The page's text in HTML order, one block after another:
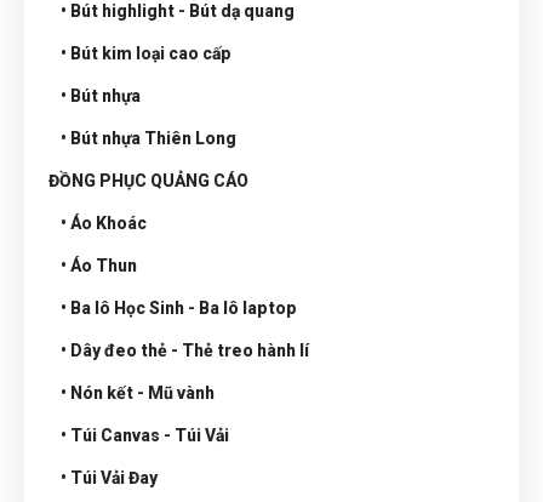
• Bút highlight - Bút dạ quang
• Bút kim loại cao cấp
• Bút nhựa
• Bút nhựa Thiên Long
ĐỒNG PHỤC QUẢNG CÁO
• Áo Khoác
• Áo Thun
• Ba lô Học Sinh - Ba lô laptop
• Dây đeo thẻ - Thẻ treo hành lí
• Nón kết - Mũ vành
• Túi Canvas - Túi Vải
• Túi Vải Đay